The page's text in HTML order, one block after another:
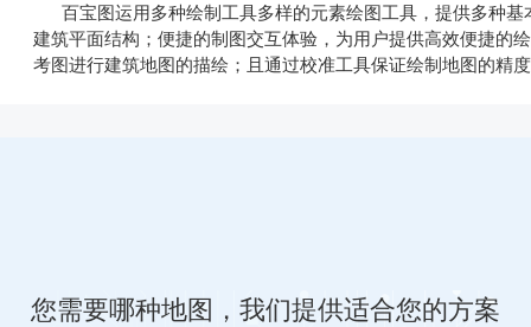
百宝图运用多种绘制工具多样的元素绘图工具，提供多种基
建筑平面结构；便捷的制图交互体验，为用户提供高效便捷的
考图进行建筑地图的描绘；且通过校准工具保证绘制地图的精
您需要哪种地图，我们提供适合您的方案